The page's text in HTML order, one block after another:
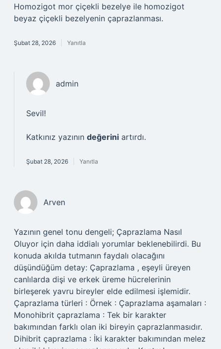
Homozigot mor çiçekli bezelye ile homozigot
beyaz çiçekli bezelyenin çaprazlanması.
Şubat 28, 2026 Yanıtla
admin
Sevil!
Katkınız yazının değerini artırdı.
Şubat 28, 2026 Yanıtla
Arven
Yazının genel tonu dengeli; Çaprazlama Nasıl
Oluyor için daha iddialı yorumlar beklenebilirdi. Bu
konuda akılda tutmanın faydalı olacağını
düşündüğüm detay: Çaprazlama , eşeyli üreyen
canlılarda dişi ve erkek üreme hücrelerinin
birleşerek yavru bireyler elde edilmesi işlemidir.
Çaprazlama türleri : Örnek : Çaprazlama aşamaları :
Monohibrit çaprazlama : Tek bir karakter
bakımından farklı olan iki bireyin çaprazlanmasıdır.
Dihibrit çaprazlama : İki karakter bakımından melez